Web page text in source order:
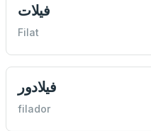
فيلات
Filat
فيلادور
filador